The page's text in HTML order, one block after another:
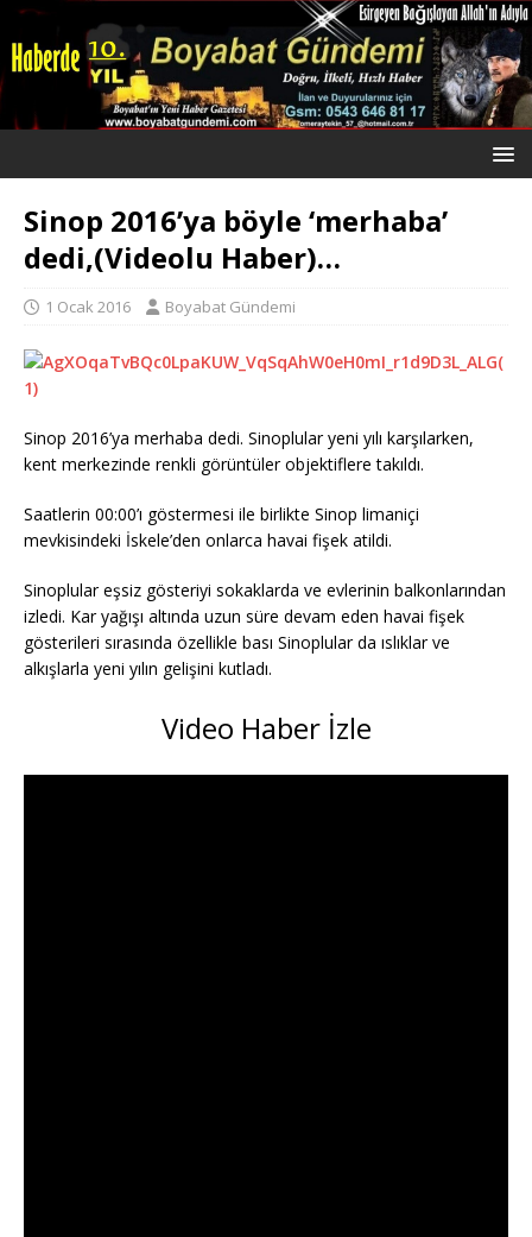
Sinop 2016’ya böyle ‘merhaba’
dedi,(Videolu Haber)…
1 Ocak 2016 Boyabat Gündemi
Sinop 2016’ya merhaba dedi. Sinoplular yeni yılı karşılarken,
kent merkezinde renkli görüntüler objektiflere takıldı.
Saatlerin 00:00’ı göstermesi ile birlikte Sinop limaniçi
mevkisindeki İskele’den onlarca havai fişek atildi.
Sinoplular eşsiz gösteriyi sokaklarda ve evlerinin balkonlarından
izledi. Kar yağışı altında uzun süre devam eden havai fişek
gösterileri sırasında özellikle bası Sinoplular da ıslıklar ve
alkışlarla yeni yılın gelişini kutladı.
Video Haber İzle